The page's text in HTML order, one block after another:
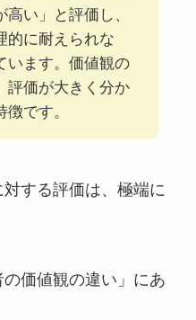
高い」と評価し、
的に耐えられな
います。価値観の
評価が大きく分か
です。
対する評価は、極端に
価値観の違い」にあ